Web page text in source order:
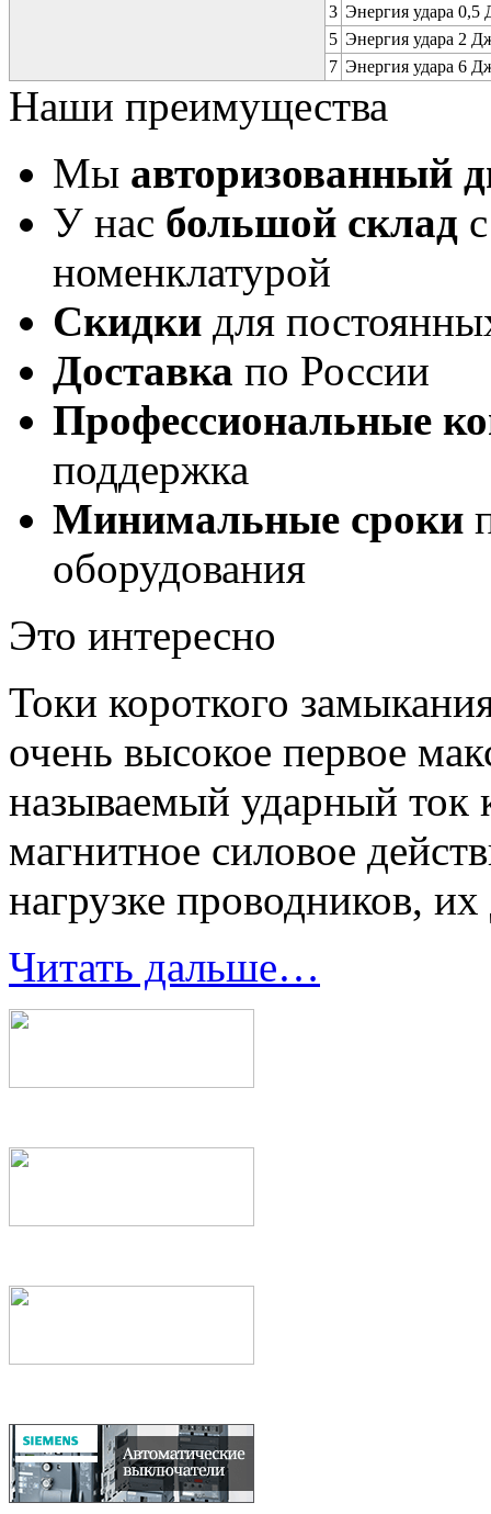
3 Энергия удара 0,5
5 Энергия удара 2
7 Энергия удара 6
Наши преимущества
Мы авторизованный
У нас большой склад
номенклатурой
Скидки для
Доставка по России
Профессиональные
поддержка
Минимальные сроки
оборудования
Это интересно
Токи короткого
очень высокое первое
называемый ударный ток
магнитное силовое
нагрузке проводников,
Читать дальше…